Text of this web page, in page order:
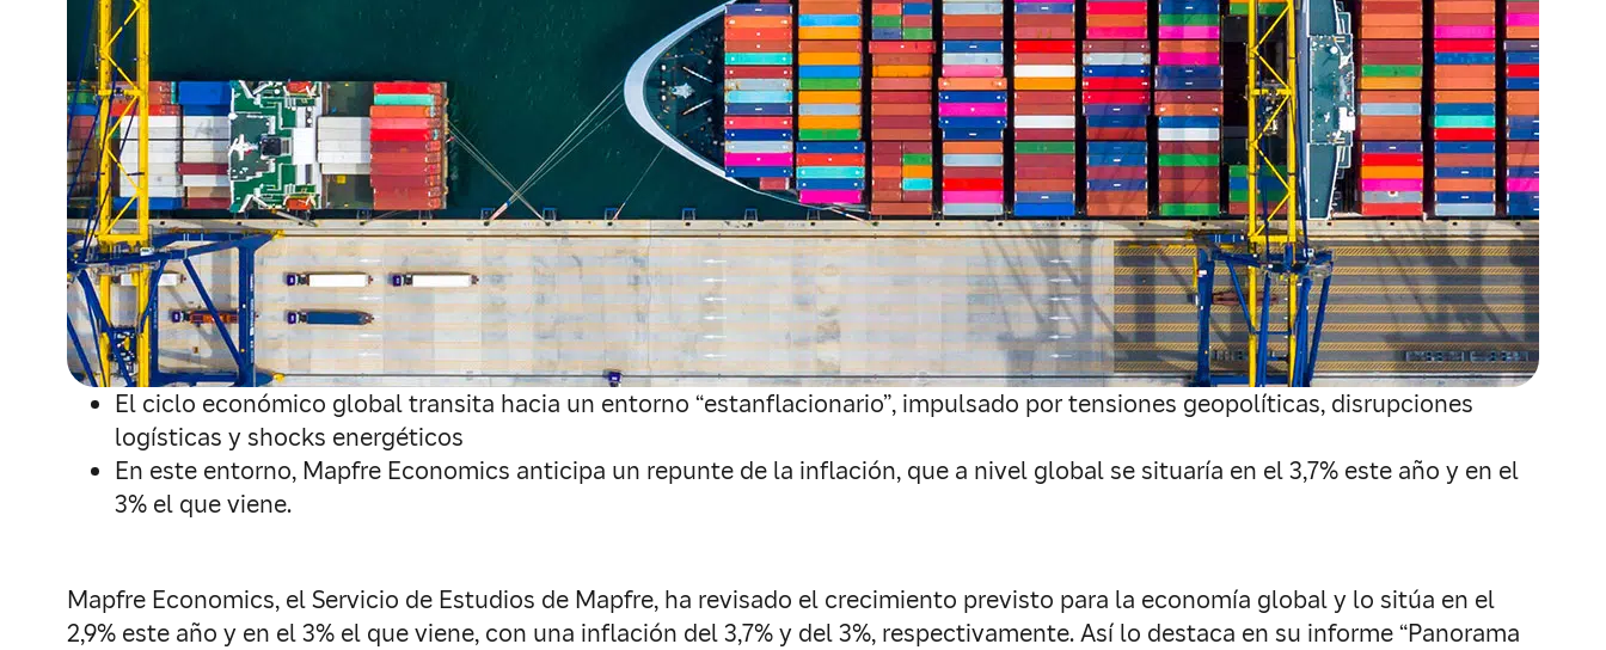
El ciclo económico global transita hacia un entorno “estanflacionario”, impulsado por tensiones geopolíticas, disrupciones
logísticas y shocks energéticos
En este entorno, Mapfre Economics anticipa un repunte de la inflación, que a nivel global se situaría en el 3,7% este año y en el
3% el que viene.
Mapfre Economics, el Servicio de Estudios de Mapfre, ha revisado el crecimiento previsto para la economía global y lo sitúa en el
2,9% este año y en el 3% el que viene, con una inflación del 3,7% y del 3%, respectivamente. Así lo destaca en su informe “Panorama